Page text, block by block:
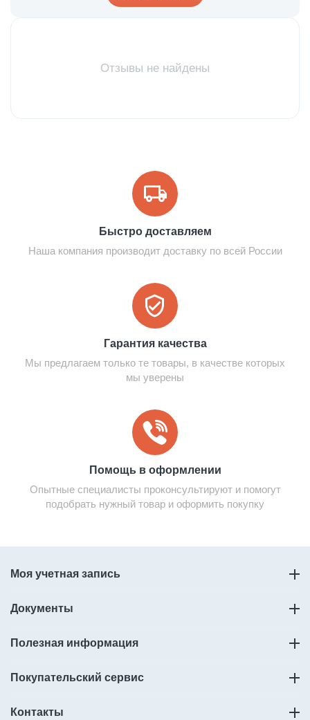
Отзывы не найдены
Быстро доставляем
Наша компания производит доставку по всей России
Гарантия качества
Мы предлагаем только те товары, в качестве которых
мы уверены
Помощь в оформлении
Опытные специалисты проконсультируют и помогут
подобрать нужный товар и оформить покупку
Моя учетная запись
Документы
Полезная информация
Покупательский сервис
Контакты